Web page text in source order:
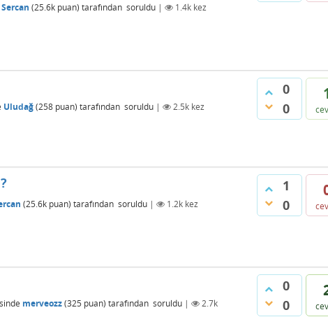
Sercan (25.6k puan) tarafından soruldu | 1.4k kez
0
0
Uludağ(258 puan) tarafından soruldu | 2.5k kez
1
0
(25.6k puan) tarafından soruldu | 1.2k kez
0
0
merveozz(325 puan) tarafından soruldu |
2.7k